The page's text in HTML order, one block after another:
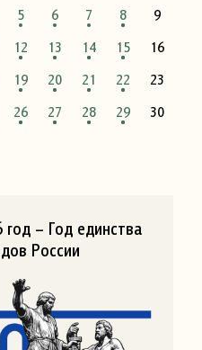
5 6 7 8
9
12 13 14 15
16
19 20 21 22
23
26 27 28 29
30
год – Год единства
России